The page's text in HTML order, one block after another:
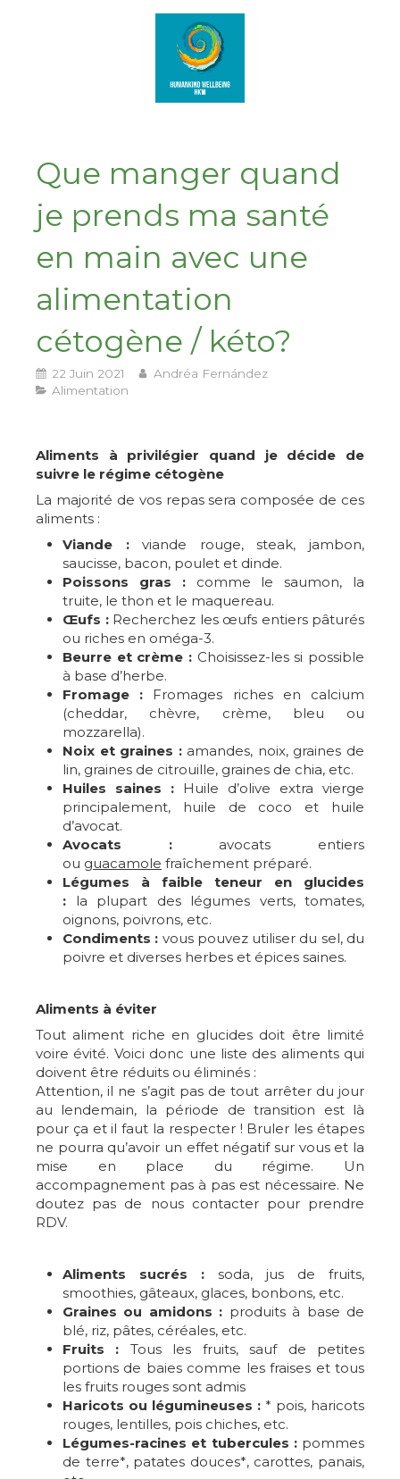
Que manger quand
je prends ma santé
en main avec une
alimentation
cétogène / kéto?
22 Juin 2021
Andréa Fernández
Alimentation
Aliments à privilégier quand je décide de
suivre le régime cétogène
La majorité de vos repas sera composée de ces
aliments :
Viande :viande rouge, steak, jambon,
saucisse, bacon, poulet et dinde.
Poissons gras :comme le saumon, la
truite, le thon et le maquereau.
Œufs :Recherchez les œufs entiers pâturés
ou riches en oméga-3.
Beurre et crème : Choisissez-les si possible
à base d’herbe.
Fromage : Fromages riches en calcium
(cheddar, chèvre, crème, bleu ou
mozzarella).
Noix et graines :amandes, noix, graines de
lin, graines de citrouille, graines de chia, etc.
Huiles saines : Huile d’olive extra vierge
principalement, huile de coco et huile
d’avocat.
Avocats :avocats entiers
ou guacamole fraîchement préparé.
Légumes à faible teneur en glucides
: la plupart des légumes verts, tomates,
oignons, poivrons, etc.
Condiments : vous pouvez utiliser du sel, du
poivre et diverses herbes et épices saines.
Aliments à éviter
Tout aliment riche en glucides doit être limité
voire évité. Voici donc une liste des aliments qui
doivent être réduits ou éliminés :
Attention, il ne s’agit pas de tout arrêter du jour
au lendemain, la période de transition est là
pour ça et il faut la respecter ! Bruler les étapes
ne pourra qu’avoir un effet négatif sur vous et la
mise en place du régime. Un
accompagnement pas à pas est nécessaire. Ne
doutez pas de nous contacter pour prendre
RDV.
Aliments sucrés : soda, jus de fruits,
smoothies, gâteaux, glaces, bonbons, etc.
Graines ou amidons : produits à base de
blé, riz, pâtes, céréales, etc.
Fruits : Tous les fruits, sauf de petites
portions de baies comme les fraises et tous
les fruits rouges sont admis
Haricots ou légumineuses : * pois, haricots
rouges, lentilles, pois chiches, etc.
Légumes-racines et tubercules :pommes
de terre*, patates douces*, carottes, panais,